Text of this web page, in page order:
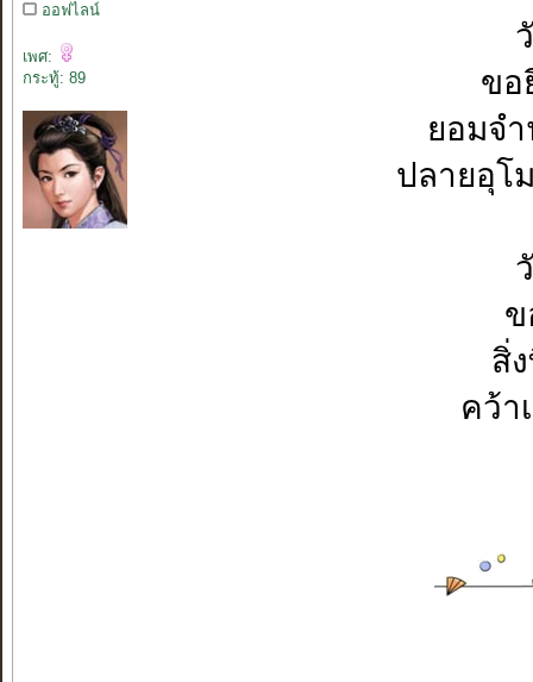
ออฟไลน์
เพศ:
กระทู้: 89
ขอ
ยอมจ
ปลายอุโ
ข
สิ่
คว้า